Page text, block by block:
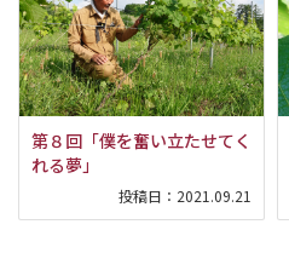
第８回「僕を奮い立たせてく
れる夢」
投稿日： 2021.09.21